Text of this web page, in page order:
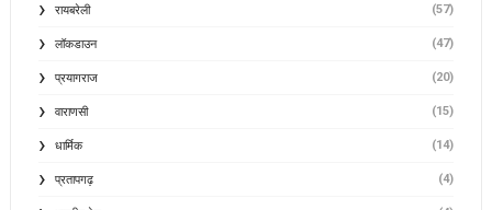
रायबरेली (57)
लॉकडाउन (47)
प्रयागराज (20)
वाराणसी (15)
धार्मिक (14)
प्रतापगढ़ (4)